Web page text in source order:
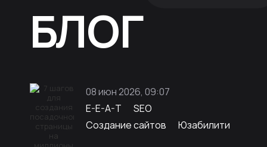
БЛОГ
08 июн 2026, 09:07
E-E-A-T
SEO
Создание сайтов
Юзабилити